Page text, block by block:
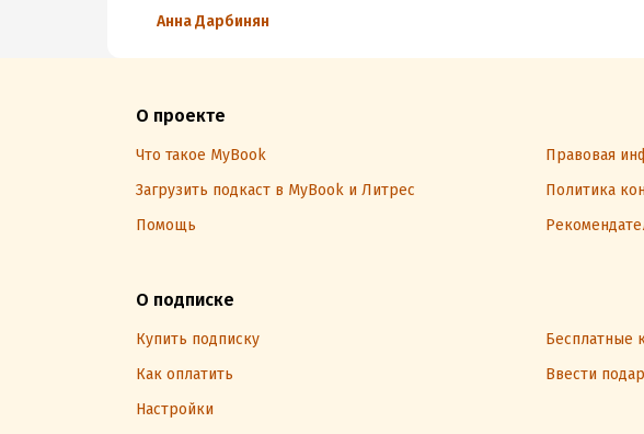
Анна Дарбинян
О проекте
Что такое MyBook Правовая
Загрузить подкаст в MyBook и Литрес
Политика
Помощь
О подписке
Купить подписку Бесплатные
Как оплатить
Ввести
Настройки